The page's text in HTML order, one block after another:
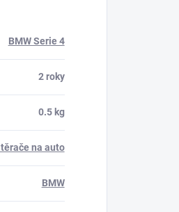
BMW Serie 4
2 roky
0.5 kg
na auto
BMW